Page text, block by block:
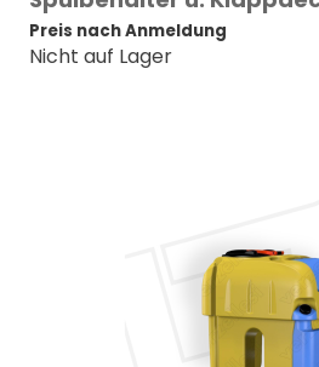
Preis nach Anmeldung
Nicht auf Lager